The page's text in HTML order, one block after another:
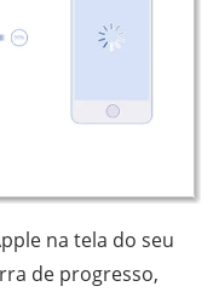
na tela do seu
de progresso,